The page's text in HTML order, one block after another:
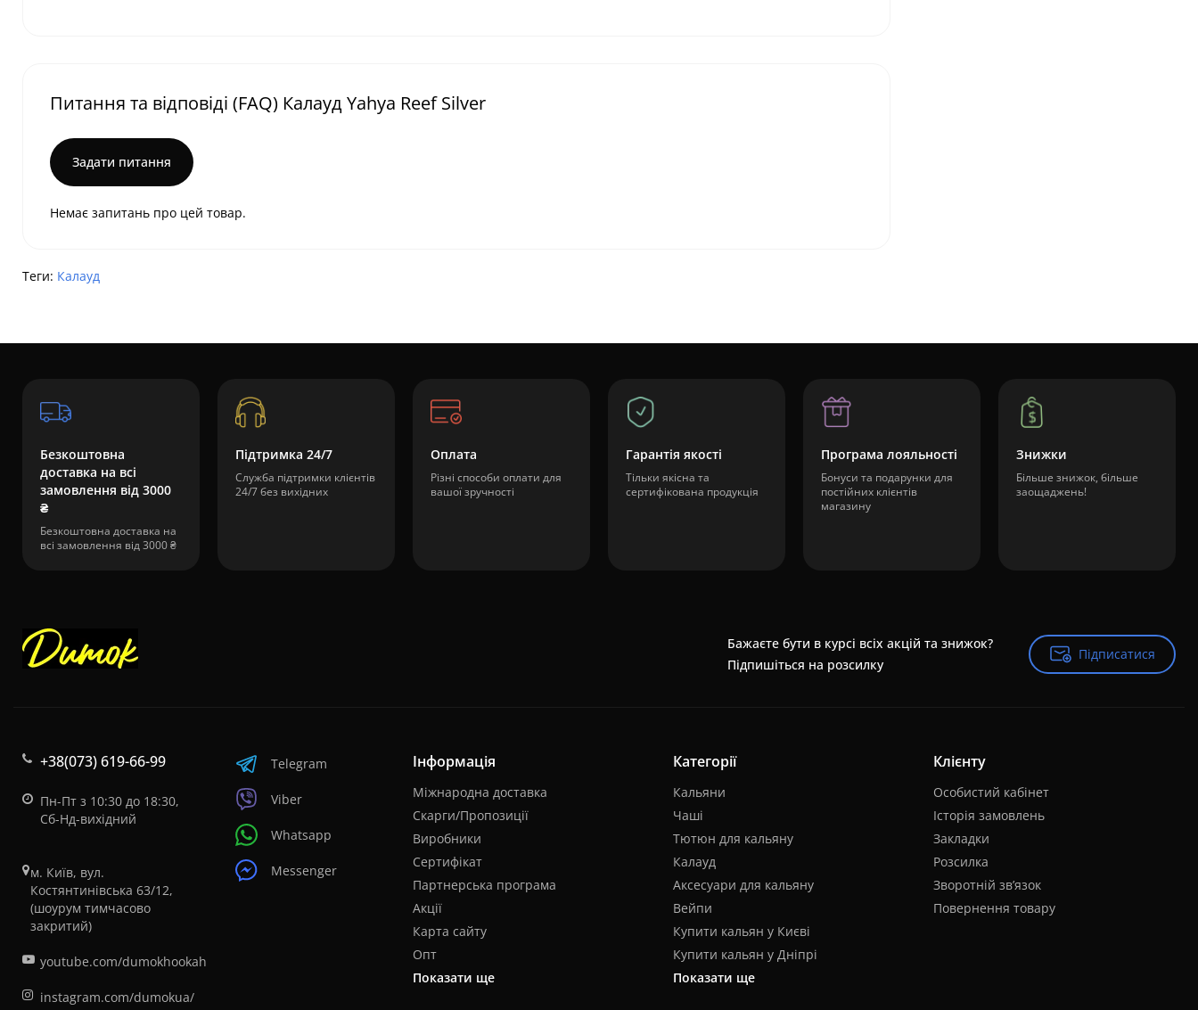
Питання та відповіді (FAQ) Калауд Yahya Reef Silver
Задати питання
Немає запитань про цей товар.
Теги: Калауд
Безкоштовна
доставка на всі
замовлення від 3000
₴
Безкоштовна доставка на
всі замовлення від 3000 ₴
Підтримка 24/7
Служба підтримки клієнтів
24/7 без вихідних
Оплата
Різні способи оплати для
вашої зручності
Гарантія якості
Тільки якісна та
сертифікована продукція
Програма лояльності
Бонуси та подарунки для
постійних клієнтів
магазину
Знижки
Більше знижок, більше
заощаджень!
Бажаєте бути в курсі всіх акцій та знижок?
Підпишіться на розсилку
Підписатися
Підписатися
+38(073) 619-66-99
Пн-Пт з 10:30 до 18:30,
Сб-Нд-вихідний
м. Київ, вул.
Костянтинівська 63/12,
(шоурум тимчасово
закритий)
youtube.com/dumokhookah
instagram.com/dumokua/
Telegram
Viber
Whatsapp
Messenger
Інформація
Міжнародна доставка
Скарги/Пропозиції
Виробники
Сертифікат
Партнерська програма
Акції
Карта сайту
Опт
Показати ще
Категорії
Кальяни
Чаші
Тютюн для кальяну
Калауд
Аксесуари для кальяну
Вейпи
Купити кальян у Києві
Купити кальян у Дніпрі
Показати ще
Клієнту
Особистий кабінет
Історія замовлень
Закладки
Розсилка
Зворотній зв’язок
Повернення товару